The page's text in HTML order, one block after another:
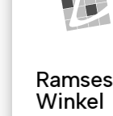
Winkel